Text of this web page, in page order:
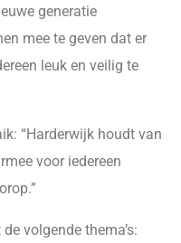
generatie
mee te geven dat er
leuk en veilig te
“Harderwijk houdt van
voor iedereen
volgende thema’s: